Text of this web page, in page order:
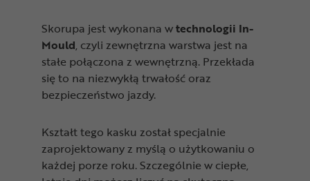
Skorupa jest wykonana wtechnologii In-
Mould, czyli zewnętrzna warstwa jest na
stałe połączona z wewnętrzną. Przekłada
się to na niezwykłą trwałość oraz
bezpieczeństwo jazdy.
Kształt tego kasku został specjalnie
zaprojektowany z myślą o użytkowaniu o
każdej porze roku. Szczególnie w ciepłe,